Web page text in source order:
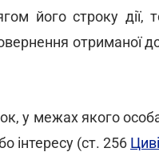
його строку
отриманої
у межах якого
інтересу (ст. 256